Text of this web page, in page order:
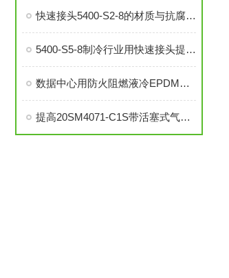
快速接头5400-S2-8的材质与抗腐蚀性探讨
5400-S5-8制冷行业用快速接头提升系统稳定性与操作便捷性
数据中心用防火阻燃液冷EPDM橡胶软管-UL94 V0认证
提高20SM4071-C1S带活塞式气动执行器中压针阀性能的技巧